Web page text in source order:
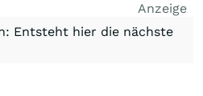
Anzeige
Entsteht hier die nächste